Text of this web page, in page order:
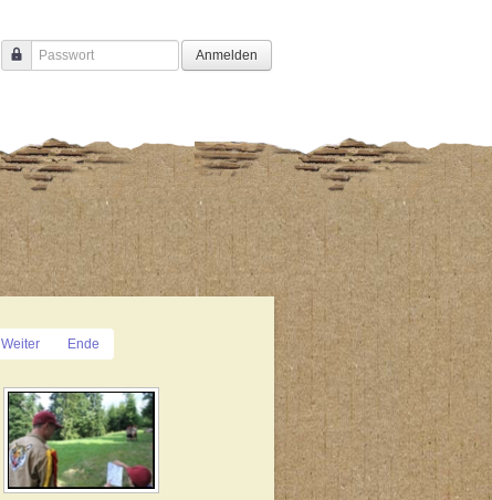
Passwort
Anmelden
Weiter Ende